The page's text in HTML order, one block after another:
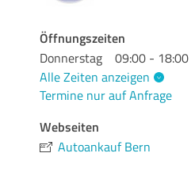
Öffnungszeiten
Donnerstag
09:00 - 18:00
Alle Zeiten anzeigen
Termine nur auf Anfrage
Webseiten
Autoankauf Bern